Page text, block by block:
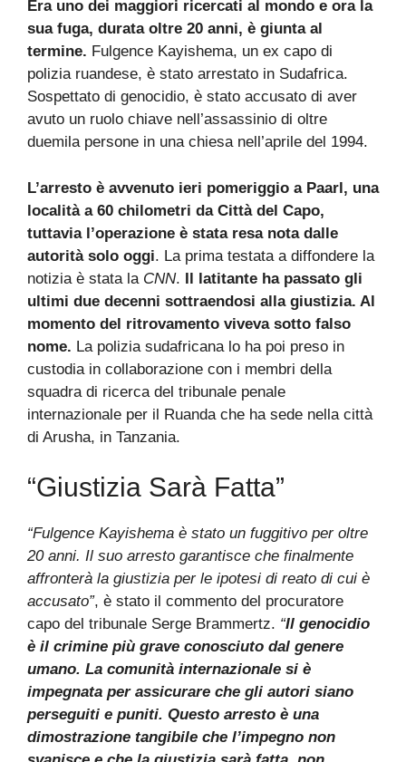
Era uno dei maggiori ricercati al mondo e ora la
sua fuga, durata oltre 20 anni, è giunta al
termine. Fulgence Kayishema, un ex capo di
polizia ruandese, è stato arrestato in Sudafrica.
Sospettato di genocidio, è stato accusato di aver
avuto un ruolo chiave nell’assassinio di oltre
duemila persone in una chiesa nell’aprile del 1994.
L’arresto è avvenuto ieri pomeriggio a Paarl, una
località a 60 chilometri da Città del Capo,
tuttavia l’operazione è stata resa nota dalle
autorità solo oggi. La prima testata a diffondere la
notizia è stata la CNN. Il latitante ha passato gli
ultimi due decenni sottraendosi alla giustizia. Al
momento del ritrovamento viveva sotto falso
nome. La polizia sudafricana lo ha poi preso in
custodia in collaborazione con i membri della
squadra di ricerca del tribunale penale
internazionale per il Ruanda che ha sede nella città
di Arusha, in Tanzania.
“Giustizia Sarà Fatta”
“Fulgence Kayishema è stato un fuggitivo per oltre
20 anni. Il suo arresto garantisce che finalmente
affronterà la giustizia per le ipotesi di reato di cui è
accusato”, è stato il commento del procuratore
capo del tribunale Serge Brammertz. “Il genocidio
è il crimine più grave conosciuto dal genere
umano. La comunità internazionale si è
impegnata per assicurare che gli autori siano
perseguiti e puniti. Questo arresto è una
dimostrazione tangibile che l’impegno non